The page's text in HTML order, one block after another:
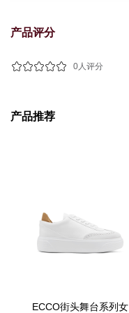
产品评分
0人评分
产品推荐
ECCO街头舞台系列女